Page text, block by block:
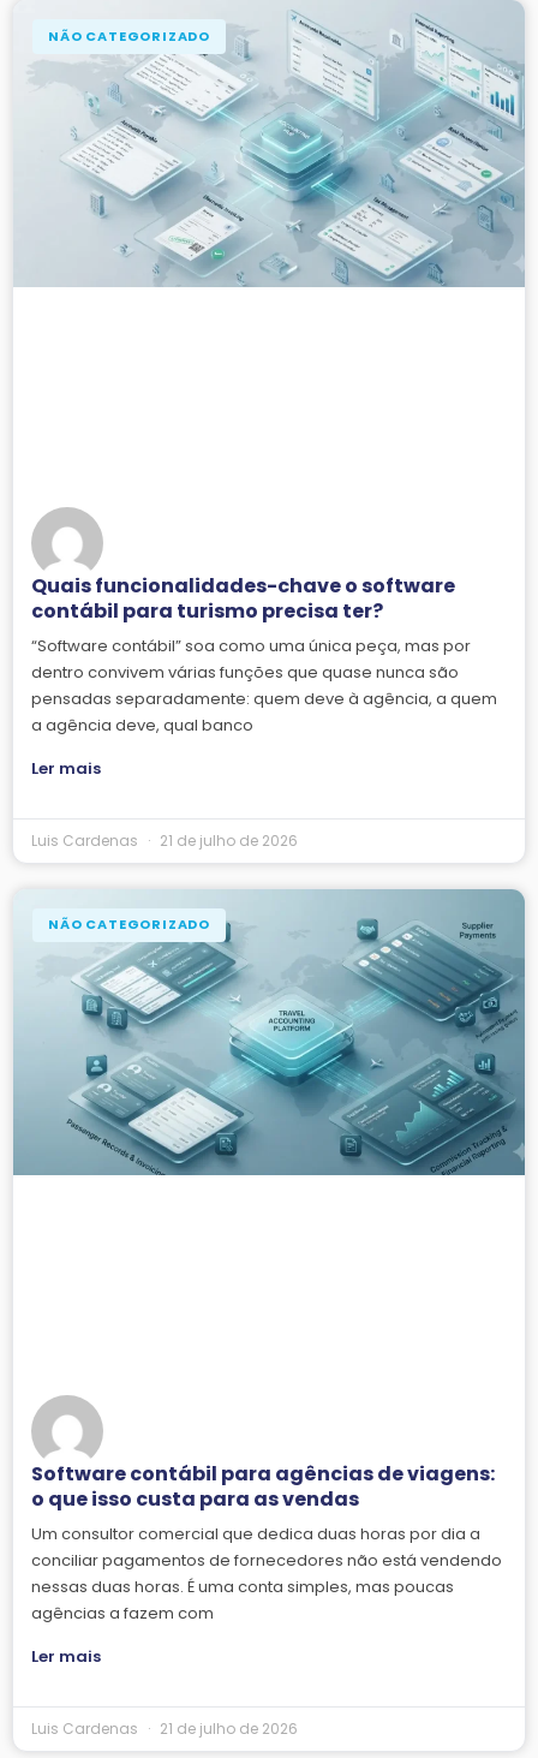
NÃO CATEGORIZADO
Quais funcionalidades-chave o software
contábil para turismo precisa ter?
“Software contábil” soa como uma única peça, mas por
dentro convivem várias funções que quase nunca são
pensadas separadamente: quem deve à agência, a quem
a agência deve, qual banco
Ler mais
Luis Cardenas 21 de julho de 2026
NÃO CATEGORIZADO
Software contábil para agências de viagens:
o que isso custa para as vendas
Um consultor comercial que dedica duas horas por dia a
conciliar pagamentos de fornecedores não está vendendo
nessas duas horas. É uma conta simples, mas poucas
agências a fazem com
Ler mais
Luis Cardenas 21 de julho de 2026